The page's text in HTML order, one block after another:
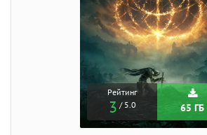
Рейтинг
3 / 5.0 65 ГБ